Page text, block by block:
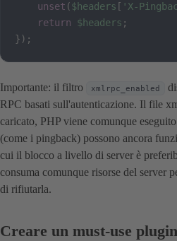
unset ($headers [ 'X-
return
$headers ;
} ) ;
Importante: il filtro xmlrpc_enabled
RPC basati sull'autenticazione. Il file
caricato, PHP viene comunque
(come i pingback) possono ancora
cui il blocco a livello di server è
consuma comunque risorse del server
di rifiutarla.
Creare un must-use